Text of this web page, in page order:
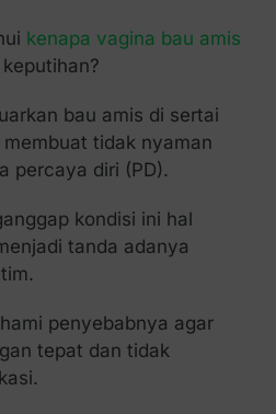
kenapa vagina bau amis
bau amis di sertai
tidak nyaman
percaya diri (PD).
kondisi ini hal
tanda adanya
penyebabnya agar
tepat dan tidak